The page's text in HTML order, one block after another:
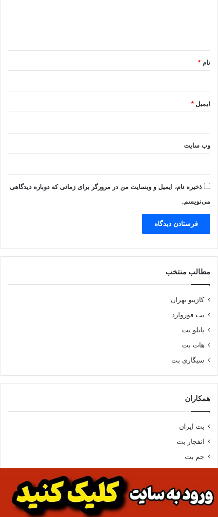
نام *
ایمیل *
وب‌ سایت
ذخیره نام، ایمیل و وبسایت من در مرورگر برای زمانی که دوباره دیدگاهی
می‌نویسم.
مطالب منتخب
کازینو تهران
بت فوروارد
پابلو بت
هات بت
سیگاری بت
همکاران
بت ایران
انفجار بت
جم بت
تمامی حقوق برای سایت شرط بندی محفوظ می باشد